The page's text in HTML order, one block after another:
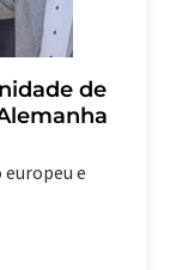
de
europeu e